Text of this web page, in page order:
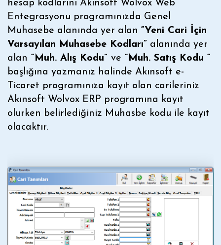
hesap kodlarını Akınsoft Wolvox Web
Entegrasyonu programınızda Genel
Muhasebe alanında yer alan “Yeni Cari İçin
Varsayılan Muhasebe Kodları” alanında yer
alan “Muh. Alış Kodu” ve “Muh. Satış Kodu “
başlığına yazmanız halinde Akınsoft e-
Ticaret programınıza kayıt olan carileriniz
Akınsoft Wolvox ERP programına kayıt
olurken belirlediğiniz Muhasbe kodu ile kayıt
olacaktır.